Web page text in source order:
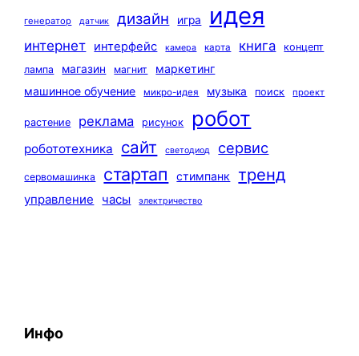
генератор датчик дизайн игра идея
интернет интерфейс камера карта книга
концепт
лампа
магазин магнит
маркетинг
машинное обучение
микро-идея музыка поиск проект
растение реклама рисунок робот
робототехника сайт светодиод сервис
сервомашинка стартап стимпанк тренд
управление часы электричество
Инфо